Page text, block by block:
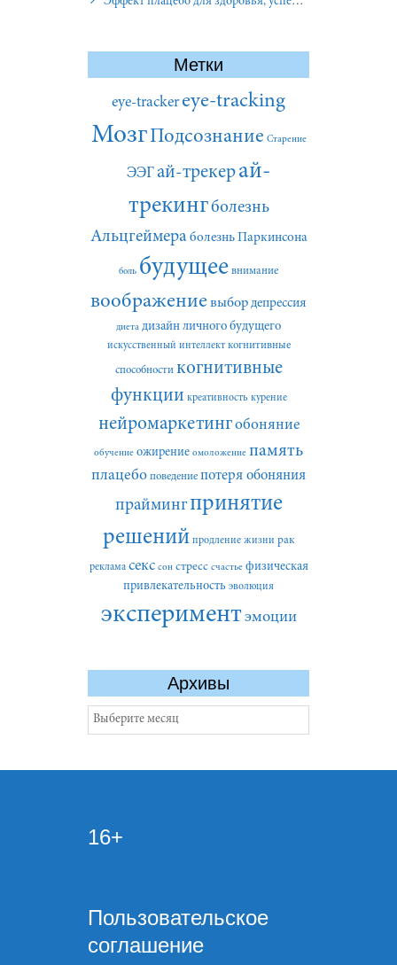
Метки
eye-tracker eye-tracking
МозгПодсознание Старение
ЭЭГай-трекерай-
трекингболезнь
Альцгеймера болезнь Паркинсона
боль будущее внимание
воображение выбор депрессия
диета дизайн личного будущего
искусственный интеллект когнитивные
способности когнитивные
функции креативность курение
нейромаркетингобоняние
обучение ожирение омоложение память
плацебо поведение потеря обоняния
праймингпринятие
решений продление жизни рак
реклама секс сон стресс счастье физическая
привлекательность эволюция
экспериментэмоции
Архивы
Архивы
16+
Пользовательское
соглашение